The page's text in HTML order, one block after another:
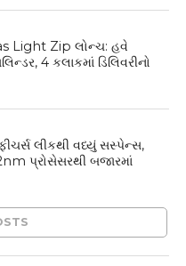
Light Zip લોન્ચ: હવે
4 કલાકમાં ડિલિવરીનો
લીકથી વધ્યું સસ્પેન્સ,
પ્રોસેસરથી બજારમાં